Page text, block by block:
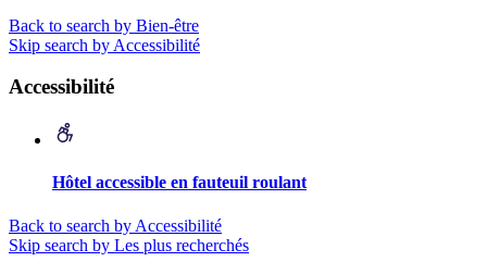
Back to search by Bien-être
Skip search by Accessibilité
Accessibilité
Hôtel accessible en fauteuil roulant
Back to search by Accessibilité
Skip search by Les plus recherchés